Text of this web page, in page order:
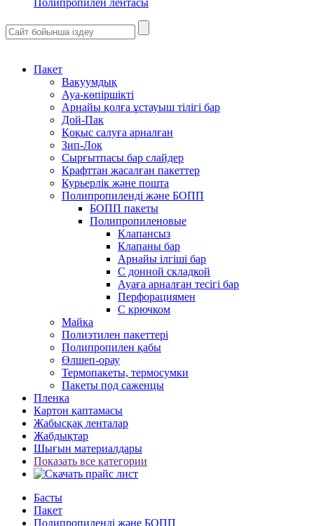
Пакет
Вакуумдық
Ауа-көпіршікті
Арнайы қолға ұстауыш тілігі бар
Дой-Пак
Қоқыс салуға арналған
Зип-Лок
Сырғытпасы бар слайдер
Крафттан жасалған пакеттер
Курьерлік және пошта
Полипропиленді және БОПП
БОПП пакеты
Полипропиленовые
Клапансыз
Клапаны бар
Арнайы ілгіші бар
С донной складкой
Ауаға арналған тесігі бар
Перфорациямен
С крючком
Майка
Полиэтилен пакеттері
Полипропилен қабы
Өлшеп-орау
Термопакеты, термосумки
Пакеты под саженцы
Пленка
Картон қаптамасы
Жабысқақ ленталар
Жабдықтар
Шығын материалдары
Показать все категории
Басты
Пакет
Полипропиленді және БОПП